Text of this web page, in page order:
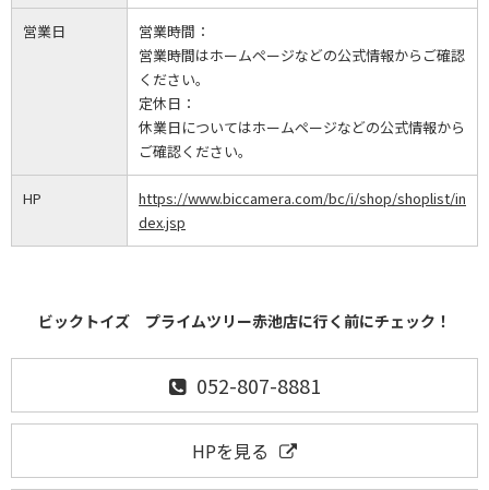
営業日
営業時間：
営業時間はホームページなどの公式情報からご確認
ください。
定休日：
休業日についてはホームページなどの公式情報から
ご確認ください。
HP
https://www.biccamera.com/bc/i/shop/shoplist/in
dex.jsp
ビックトイズ プライムツリー赤池店に行く前にチェック！
052-807-8881
HPを見る